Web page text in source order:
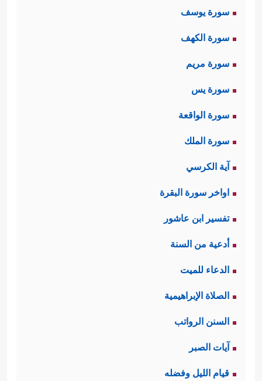
سورة يوسف
سورة الكهف
سورة مريم
سورة يس
سورة الواقعة
سورة الملك
آية الكرسي
اواخر سورة البقرة
تفسير ابن عاشور
أدعية من السنة
الدعاء للميت
الصلاة الإبراهيمية
السنن الرواتب
آيات الصبر
قيام الليل وفضله